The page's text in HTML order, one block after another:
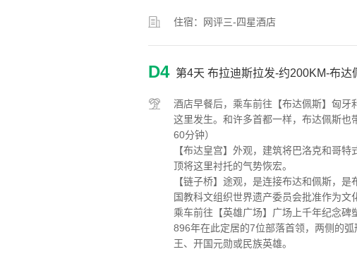
住宿：网评三-四星酒店
D4 第4天 布拉迪斯拉发-约200KM-布达
酒店早餐后，乘车前往【布达佩斯】匈
这里发生。和许多首都一样，布达佩斯
60分钟）
【布达皇宫】外观，建筑将巴洛克和哥
顶将这里衬托的气势恢宏。
【链子桥】途观，是连接布达和佩斯，
国教科文组织世界遗产委员会批准作为文
乘车前往【英雄广场】广场上千年纪念
896年在此定居的7位部落首领，两侧的
王、开国元勋或民族英雄。